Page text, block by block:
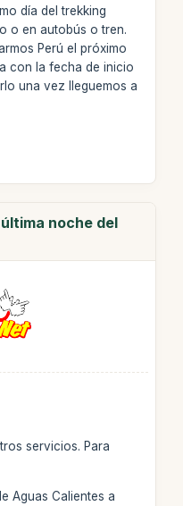
día del trekking
o en autobús o tren.
Perú el próximo
con la fecha de inicio
una vez lleguemos a
noche del
servicios. Para
Aguas Calientes a